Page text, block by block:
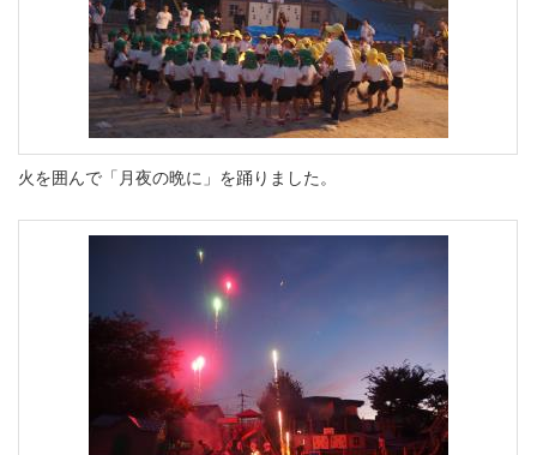
火を囲んで「月夜の晩に」を踊りました。